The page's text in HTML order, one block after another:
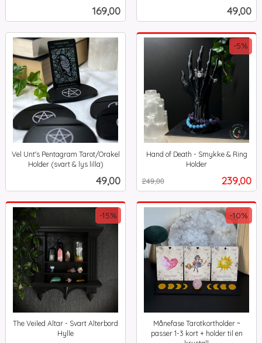
Pris
169,00 Pris
49,00
Vel Unt's Pentagram Tarot/Orakel
Holder (svart & lys lilla)
Pris
49,00
Hand of Death - Smykke & Ring
Holder
Tilbud
239,00
249,00
-5%
mva.
The Veiled Altar - Svart Alterbord
Hylle
-15%
Månefase Tarotkortholder ~
passer 1-3 kort + holder til en
-10%